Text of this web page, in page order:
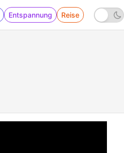
Entspannung Reise